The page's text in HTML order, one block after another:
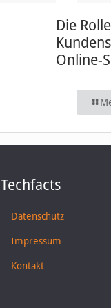
Die
Online-
Techfacts
Datenschutz
Impressum
Kontakt